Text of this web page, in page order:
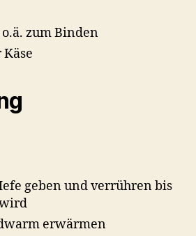
zum Binden
geben und verrühren bis
erwärmen